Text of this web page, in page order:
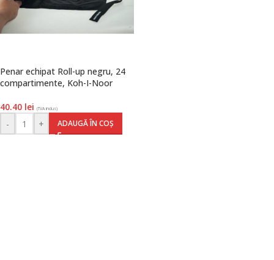
Penar echipat Roll-up negru, 24
compartimente, Koh-I-Noor
40.40 lei (TVA inclus)
- + ADAUGĂ ÎN COȘ